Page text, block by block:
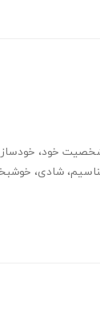
خود،
، شادی،